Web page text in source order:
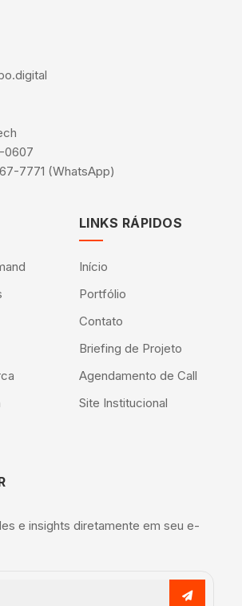
0607
7771 (WhatsApp)
LINKS RÁPIDOS
Início
Portfólio
Contato
Briefing de Projeto
Agendamento de Call
Site Institucional
e insights diretamente em seu e-